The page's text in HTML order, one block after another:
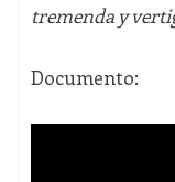
tremenda y
Documento: